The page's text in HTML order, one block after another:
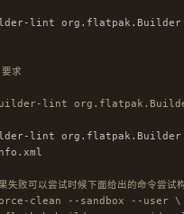
lint org.flatpak.Builder
求
lint
lint org.flatpak.Builder
败可以尝试时候下面给出的命令尝试
clean --sandbox --user \